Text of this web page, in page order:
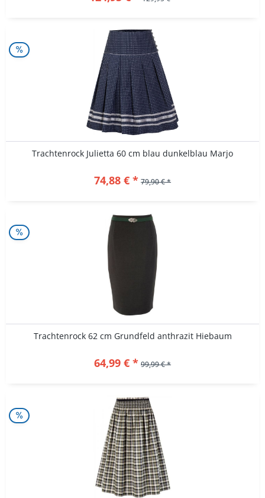
Trachtenrock Julietta 60 cm blau dunkelblau Marjo
74,88 € * 79,90 € *
Trachtenrock 62 cm Grundfeld anthrazit Hiebaum
64,99 € * 99,99 € *